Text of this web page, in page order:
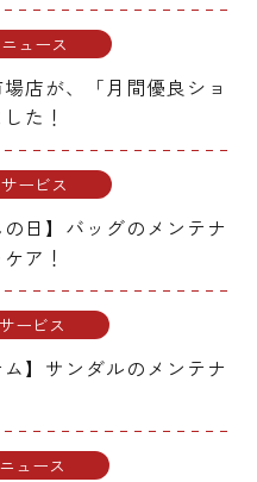
ニュース
店が、「月間優良ショ
た！
サービス
の日】バッグのメンテナ
ア！
サービス
ム】サンダルのメンテナ
ニュース